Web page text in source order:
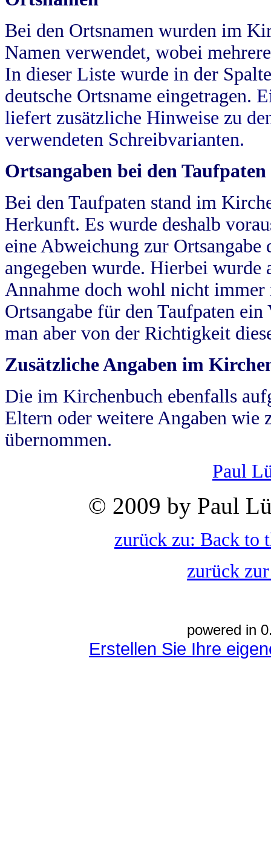
Bei den Ortsnamen wurden im
Namen verwendet, wobei
In dieser Liste wurde in der
deutsche Ortsname eingetragen.
liefert zusätzliche Hinweise zu
verwendeten Schreibvarianten.
Ortsangaben bei den Taufpaten
Bei den Taufpaten stand im
Herkunft. Es wurde deshalb
eine Abweichung zur
angegeben wurde. Hierbei wurde
Annahme doch wohl nicht
Ortsangabe für den Taufpaten
man aber von der Richtigkeit
Zusätzliche Angaben im
Die im Kirchenbuch ebenfalls
Eltern oder weitere Angaben wie
übernommen.
Paul
© 2009 by Paul
zurück zu: Back to
zurück
powered in
Erstellen Sie Ihre